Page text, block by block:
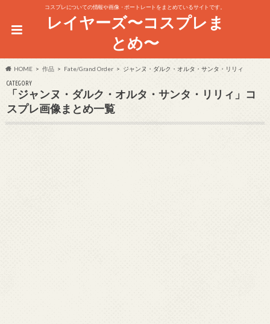
コスプレについての情報や画像・ポートレートをまとめているサイトです。
レイヤーズ〜コスプレま
とめ〜
HOME 作品 Fate/Grand Order ジャンヌ・ダルク・オルタ・サンタ・リリィ
CATEGORY
「ジャンヌ・ダルク・オルタ・サンタ・リリィ」コ
スプレ画像まとめ一覧